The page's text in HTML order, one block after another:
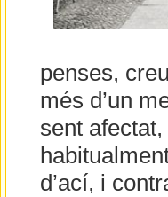
penses,
més d’un
sent
d’ací, i